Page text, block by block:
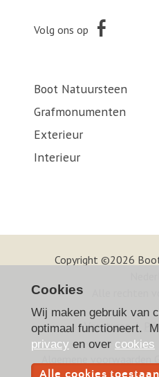
Volg ons op
Boot Natuursteen
Grafmonumenten
Exterieur
Interieur
Copyright ©2026
Vacatures|
Cookies
Wij maken gebruik van
optimaal functioneert.
privacy en over cookies